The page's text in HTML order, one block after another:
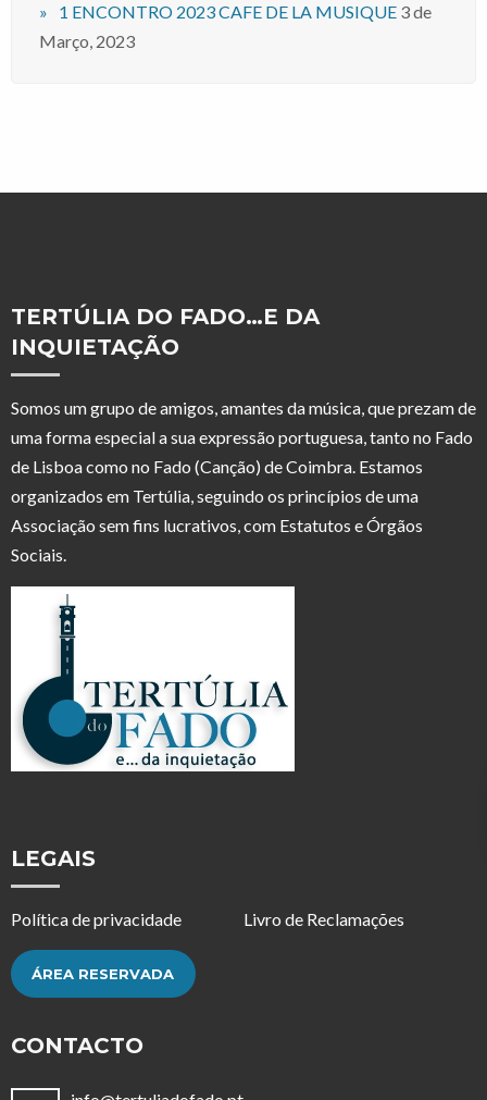
1 ENCONTRO 2023 CAFE DE LA MUSIQUE 3 de
Março, 2023
TERTÚLIA DO FADO…E DA
INQUIETAÇÃO
Somos um grupo de amigos, amantes da música, que prezam de
uma forma especial a sua expressão portuguesa, tanto no Fado
de Lisboa como no Fado (Canção) de Coimbra. Estamos
organizados em Tertúlia, seguindo os princípios de uma
Associação sem fins lucrativos, com Estatutos e Órgãos
Sociais.
LEGAIS
Política de privacidade Livro de Reclamações
ÁREA RESERVADA
CONTACTO